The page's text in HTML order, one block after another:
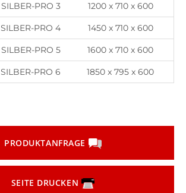
SILBER-PRO 3 1200 x 710 x 600
SILBER-PRO 4 1450 x 710 x 600
SILBER-PRO 5 1600 x 710 x 600
SILBER-PRO 6 1850 x 795 x 600
PRODUKTANFRAGE
SEITE DRUCKEN